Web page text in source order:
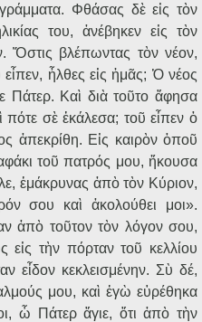
Φθάσας δὲ εἰς τὸν
του, ἀνέβηκεν εἰς τὸν
Ὅστις βλέπωντας τὸν νέον,
εἶπεν, ἦλθες εἰς ἡμᾶς; Ὁ νέος
Πάτερ. Καὶ διὰ τοῦτο ἄφησα
πότε σὲ ἐκάλεσα; τοῦ εἶπεν ὁ
ἀπεκρίθη. Εἰς καιρὸν ὁποῦ
τοῦ πατρός μου, ἤκουσα
ἐμάκρυνας ἀπὸ τὸν Κύριον,
σου καὶ ἀκολούθει μοι».
ἀπὸ τοῦτον τὸν λόγον σου,
τὴν πόρταν τοῦ κελλίου
εἶδον κεκλεισμένην. Σὺ δέ,
μου, καὶ ἐγὼ εὑρέθηκα
ὦ Πάτερ ἅγιε, ὅτι ἀπὸ τὴν